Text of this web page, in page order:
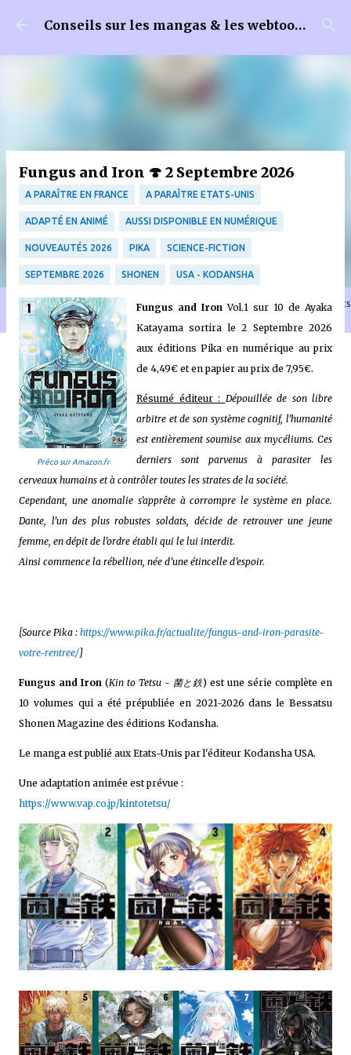
Accéder au contenu principal Conseils sur les mangas & les webtoons
🐈‍⬛ En tant que Partenaire Amazon, je réalise un bénéfice sur les achats
remplissant les conditions requises quand vous achetez sur Amazon.fr
Fungus and Iron 🍄 2 Septembre 2026
A PARAÎTRE EN FRANCE A PARAÎTRE ETATS-UNIS
ADAPTÉ EN ANIMÉ AUSSI DISPONIBLE EN NUMÉRIQUE
NOUVEAUTÉS 2026 PIKA SCIENCE-FICTION
SEPTEMBRE 2026 SHONEN USA - KODANSHA
Préco sur Amazon.fr
Fungus and Iron Vol.1 sur 10 de Ayaka
Katayama sortira le 2 Septembre 2026
aux éditions Pika en numérique au prix
de 4,49€ et en papier au prix de 7,95€.
Résumé éditeur : Dépouillée de son libre
arbitre et de son système cognitif, l’humanité
est entièrement soumise aux mycéliums. Ces
derniers sont parvenus à parasiter les
cerveaux humains et à contrôler toutes les strates de la société.
Cependant, une anomalie s’apprête à corrompre le système en place.
Dante, l’un des plus robustes soldats, décide de retrouver une jeune
femme, en dépit de l’ordre établi qui le lui interdit.
Ainsi commence la rébellion, née d’une étincelle d’espoir.
[Source Pika : https://www.pika.fr/actualite/fungus-and-iron-parasite-
votre-rentree/]
Fungus and Iron(Kin to Tetsu - 菌と鉄) est une série complète en
10 volumes qui a été prépubliée en 2021-2026 dans le Bessatsu
Shonen Magazine des éditions Kodansha.
Le manga est publié aux Etats-Unis par l'éditeur Kodansha USA.
Une adaptation animée est prévue :
https://www.vap.co.jp/kintotetsu/